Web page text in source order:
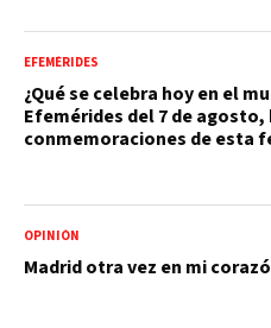
EFEMÉRIDES
¿Qué se celebra hoy en el
Efemérides del 7 de agosto,
conmemoraciones de esta
OPINIÓN
Madrid otra vez en mi